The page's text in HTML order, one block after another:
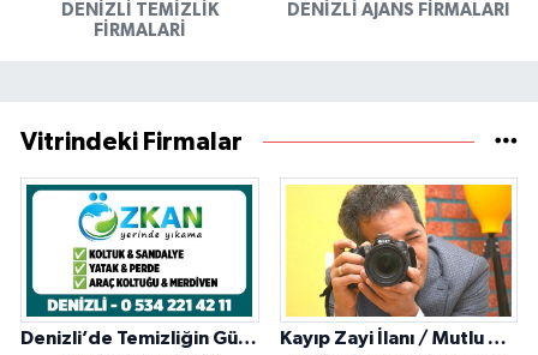
DENIZLI TEMIZLIK
FIRMALARI
DENIZLI AJANS FIRMALARI
Vitrindeki Firmalar
Denizli’de Temizliğin Güvenilir Adresi: Özkan Yerinde Yıkama Kayıp Zayi İlanı / Mutlu Ajans / Denizli